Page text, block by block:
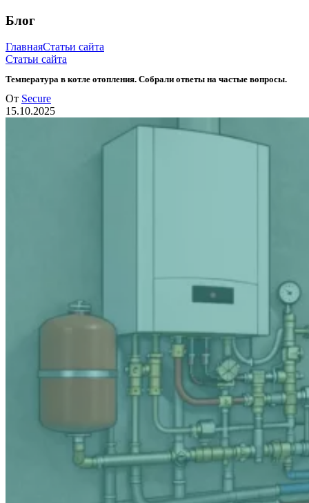
Блог
ГлавнаяСтатьи сайта
Статьи сайта
Температура в котле отопления. Собрали ответы на частые вопросы.
От Secure
15.10.2025